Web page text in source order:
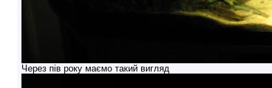
Через пів року маємо такий вигляд